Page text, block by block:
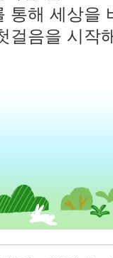
통해 세상을
걸음을 시작